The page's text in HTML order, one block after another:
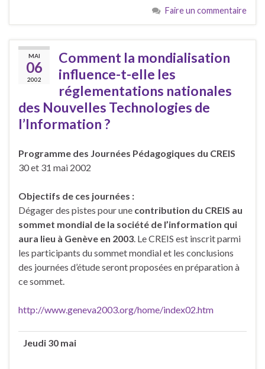
Faire un commentaire
MAI
06
2002
Comment la mondialisation
influence-t-elle les
réglementations nationales
des Nouvelles Technologies de
l’Information ?
Programme des Journées Pédagogiques du CREIS
30 et 31 mai 2002
Objectifs de ces journées :
Dégager des pistes pour une contribution du CREIS au
sommet mondial de la société de l’information qui
aura lieu à Genève en 2003. Le CREIS est inscrit parmi
les participants du sommet mondial et les conclusions
des journées d’étude seront proposées en préparation à
ce sommet.
http://www.geneva2003.org/home/index02.htm
Jeudi 30 mai